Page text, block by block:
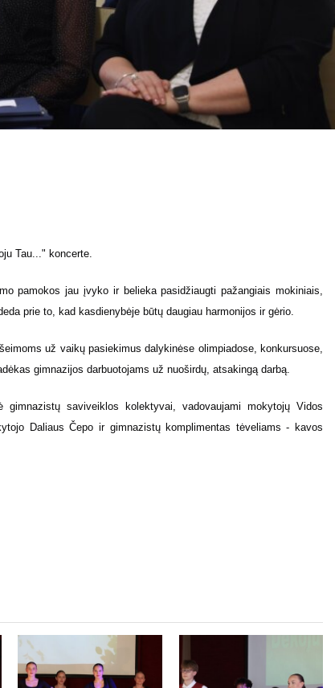
Tau..." koncerte.
pamokos jau įvyko ir belieka pasidžiaugti pažangiais mokiniais,
prie to, kad kasdienybėje būtų daugiau harmonijos ir gėrio.
už vaikų pasiekimus dalykinėse olimpiadose, konkursuose,
gimnazijos darbuotojams už nuoširdų, atsakingą darbą.
saviveiklos kolektyvai, vadovaujami mokytojų Vidos
Daliaus Čepo ir gimnazistų komplimentas tėveliams - kavos